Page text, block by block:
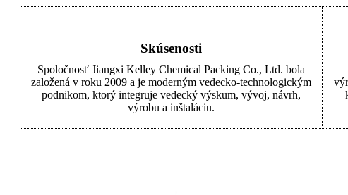
Skúsenosti
Spoločnosť Jiangxi Kelley Chemical Packing Co., Ltd. bola
založená v roku 2009 a je moderným vedecko-technologickým
podnikom, ktorý integruje vedecký výskum, vývoj, návrh,
výrobu a inštaláciu.